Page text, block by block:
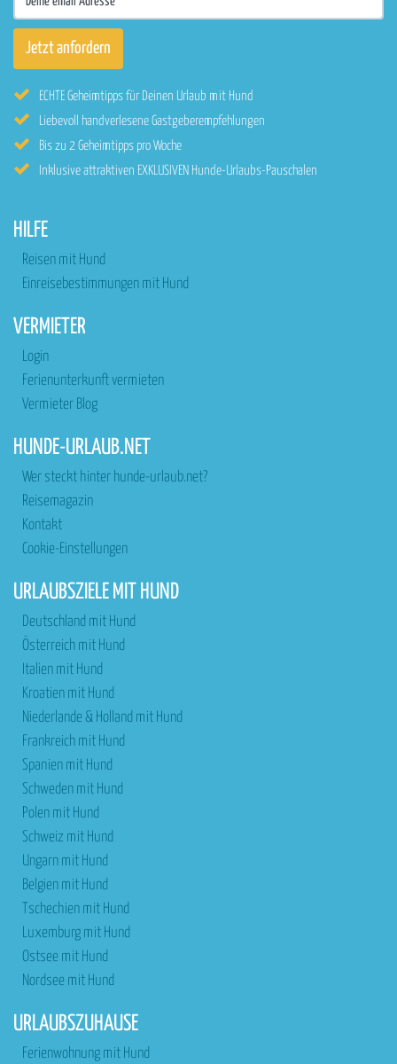
ECHTE Geheimtipps für Deinen Urlaub mit Hund
Liebevoll handverlesene Gastgeberempfehlungen
Bis zu 2 Geheimtipps pro Woche
Inklusive attraktiven EXKLUSIVEN Hunde-Urlaubs-Pauschalen
HILFE
Reisen mit Hund
Einreisebestimmungen mit Hund
VERMIETER
Login
Ferienunterkunft vermieten
Vermieter Blog
HUNDE-URLAUB.NET
Wer steckt hinter hunde-urlaub.net?
Reisemagazin
Kontakt
Cookie-Einstellungen
URLAUBSZIELE MIT HUND
Deutschland mit Hund
Österreich mit Hund
Italien mit Hund
Kroatien mit Hund
Niederlande & Holland mit Hund
Frankreich mit Hund
Spanien mit Hund
Schweden mit Hund
Polen mit Hund
Schweiz mit Hund
Ungarn mit Hund
Belgien mit Hund
Tschechien mit Hund
Luxemburg mit Hund
Ostsee mit Hund
Nordsee mit Hund
URLAUBSZUHAUSE
Ferienwohnung mit Hund